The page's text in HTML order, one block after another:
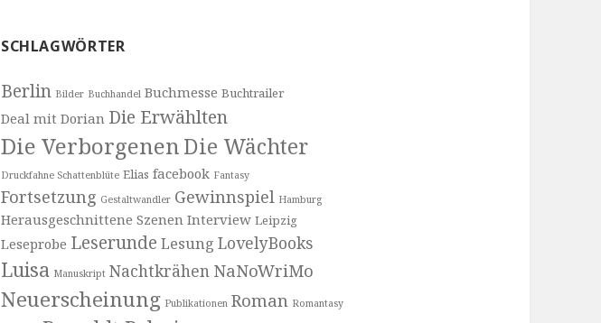
SCHLAGWÖRTER
Berlin Bilder Buchhandel Buchmesse Buchtrailer
Deal mit Dorian Die Erwählten
Die VerborgenenDie Wächter
Druckfahne Schattenblüte Elias facebook Fantasy
Fortsetzung Gestaltwandler Gewinnspiel Hamburg
Herausgeschnittene Szenen Interview Leipzig
Leseprobe Leserunde Lesung LovelyBooks
Luisa Manuskript Nachtkrähen NaNoWriMo
Neuerscheinung Publikationen Roman Romantasy